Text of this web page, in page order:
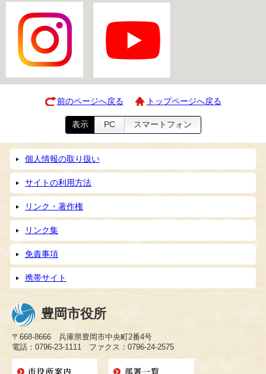
前のページへ戻る トップページへ戻る
表示 PC スマートフォン
個人情報の取り扱い
サイトの利用方法
リンク・著作権
リンク集
免責事項
携帯サイト
豊岡市役所
〒668-8666 兵庫県豊岡市中央町2番4号
電話：0796-23-1111 ファクス：0796-24-2575